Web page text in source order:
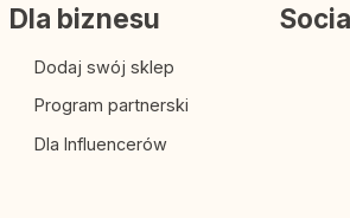
chcesz zapytać o dostawę lub
łatwy i szybki kontakt z Biurem
Klienta:
Dla biznesu
Dodaj swój sklep
Program partnerski
Dla Influencerów